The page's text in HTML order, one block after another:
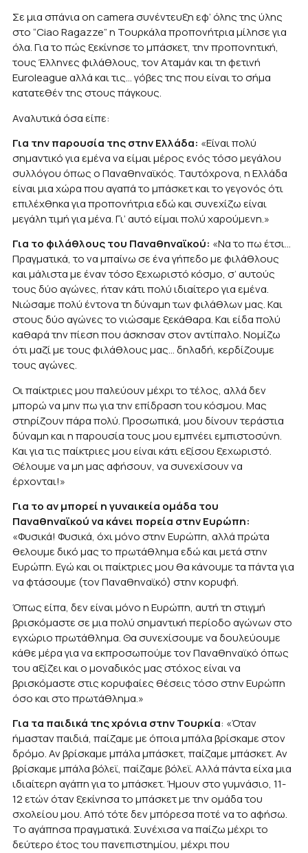
Σε μια σπάνια on camera συνέντευξη εφ’ όλης της ύλης
στο “Ciao Ragazze” η Τουρκάλα προπονήτρια μίλησε για
όλα. Για το πώς ξεκίνησε το μπάσκετ, την προπονητική,
τους Έλληνες φιλάθλους, τον Αταμάν και τη φετινή
Euroleague αλλά και τις… γόβες της που είναι το σήμα
κατατεθέν της στους πάγκους.
Αναλυτικά όσα είπε:
Για την παρουσία της στην Ελλάδα: «Είναι πολύ
σημαντικό για εμένα να είμαι μέρος ενός τόσο μεγάλου
συλλόγου όπως ο Παναθηναϊκός. Ταυτόχρονα, η Ελλάδα
είναι μια χώρα που αγαπά το μπάσκετ και το γεγονός ότι
επιλέχθηκα για προπονήτρια εδώ και συνεχίζω είναι
μεγάλη τιμή για μένα. Γι’ αυτό είμαι πολύ χαρούμενη.»
Για το φιλάθλους του Παναθηναϊκού: «Να το πω έτσι…
Πραγματικά, το να μπαίνω σε ένα γήπεδο με φιλάθλους
και μάλιστα με έναν τόσο ξεχωριστό κόσμο, σ’ αυτούς
τους δύο αγώνες, ήταν κάτι πολύ ιδιαίτερο για εμένα.
Νιώσαμε πολύ έντονα τη δύναμη των φιλάθλων μας. Και
στους δύο αγώνες το νιώσαμε ξεκάθαρα. Και είδα πολύ
καθαρά την πίεση που άσκησαν στον αντίπαλο. Νομίζω
ότι μαζί με τους φιλάθλους μας… δηλαδή, κερδίζουμε
τους αγώνες.
Οι παίκτριες μου παλεύουν μέχρι το τέλος, αλλά δεν
μπορώ να μην πω για την επίδραση του κόσμου. Μας
στηρίζουν πάρα πολύ. Προσωπικά, μου δίνουν τεράστια
δύναμη και η παρουσία τους μου εμπνέει εμπιστοσύνη.
Και για τις παίκτριες μου είναι κάτι εξίσου ξεχωριστό.
Θέλουμε να μη μας αφήσουν, να συνεχίσουν να
έρχονται!»
Για το αν μπορεί η γυναικεία ομάδα του
Παναθηναϊκού να κάνει πορεία στην Ευρώπη:
«Φυσικά! Φυσικά, όχι μόνο στην Ευρώπη, αλλά πρώτα
θελουμε δικό μας το πρωτάθλημα εδώ και μετά στην
Ευρώπη. Εγώ και οι παίκτριες μου θα κάνουμε τα πάντα για
να φτάσουμε (τον Παναθηναϊκό) στην κορυφή.
Όπως είπα, δεν είναι μόνο η Ευρώπη, αυτή τη στιγμή
βρισκόμαστε σε μια πολύ σημαντική περίοδο αγώνων στο
εγχώριο πρωτάθλημα. Θα συνεχίσουμε να δουλεύουμε
κάθε μέρα για να εκπροσωπούμε τον Παναθηναϊκό όπως
του αξίζει και ο μοναδικός μας στόχος είναι να
βρισκόμαστε στις κορυφαίες θέσεις τόσο στην Ευρώπη
όσο και στο πρωτάθλημα.»
Για τα παιδικά της χρόνια στην Τουρκία: «Όταν
ήμασταν παιδιά, παίζαμε με όποια μπάλα βρίσκαμε στον
δρόμο. Αν βρίσκαμε μπάλα μπάσκετ, παίζαμε μπάσκετ. Αν
βρίσκαμε μπάλα βόλεϊ, παίζαμε βόλεϊ. Αλλά πάντα είχα μια
ιδιαίτερη αγάπη για το μπάσκετ. Ήμουν στο γυμνάσιο, 11-
12 ετών όταν ξεκίνησα το μπάσκετ με την ομάδα του
σχολείου μου. Από τότε δεν μπόρεσα ποτέ να το αφήσω.
Το αγάπησα πραγματικά. Συνέχισα να παίζω μέχρι το
δεύτερο έτος του πανεπιστημίου, μέχρι που